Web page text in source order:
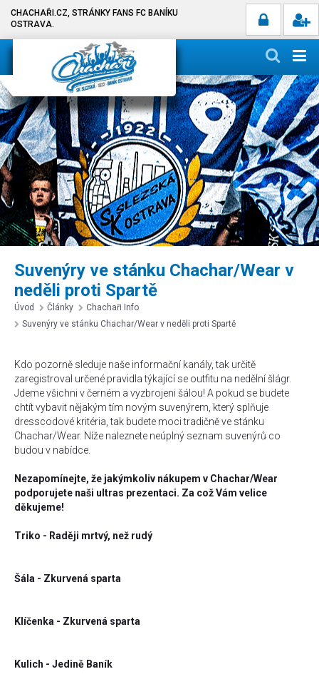
CHACHAŘI.CZ, STRÁNKY FANS FC BANÍKU
OSTRAVA.
Suvenýry ve stánku Chachar/Wear v
neděli proti Spartě
Úvod Články
Chachaři Info
Suvenýry ve stánku Chachar/Wear v neděli proti Spartě
Kdo pozorně sleduje naše informační kanály, tak určitě
zaregistroval určené pravidla týkající se outfitu na nedělní šlágr.
Jdeme všichni v černém a vyzbrojeni šálou! A pokud se budete
chtít vybavit nějakým tím novým suvenýrem, který splňuje
dresscodové kritéria, tak budete moci tradičně ve stánku
Chachar/Wear. Níže naleznete neúplný seznam suvenýrů co
budou v nabídce.
Nezapomínejte, že jakýmkoliv nákupem v Chachar/Wear
podporujete naši ultras prezentaci. Za což Vám velice
děkujeme!
Triko - Raději mrtvý, než rudý
Šála - Zkurvená sparta
Klíčenka - Zkurvená sparta
Kulich - Jedině Baník